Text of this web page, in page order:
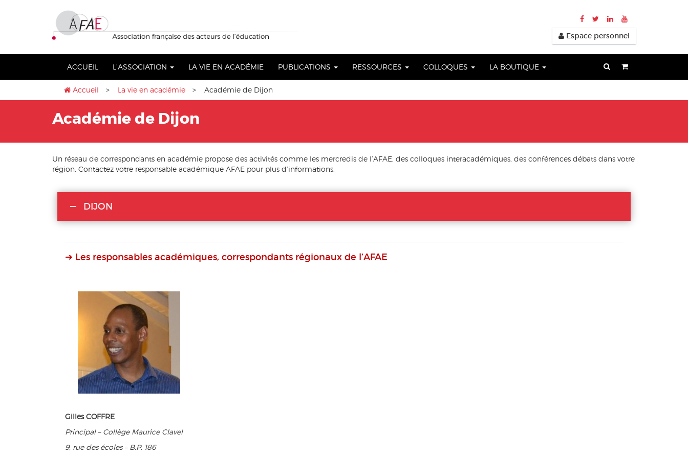
Espace personnel
ACCUEIL L’ASSOCIATION LA VIE EN ACADÉMIE PUBLICATIONS RESSOURCES COLLOQUES LA BOUTIQUE
Accueil > La vie en académie > Académie de Dijon
Académie de Dijon
Un réseau de correspondants en académie propose des activités comme les mercredis de l’AFAE, des colloques interacadémiques, des conférences débats dans votre
région. Contactez votre responsable académique AFAE pour plus d’informations.
DIJON
➜ Les responsables académiques, correspondants régionaux de l’AFAE
Gilles COFFRE
Principal – Collège Maurice Clavel
9, rue des écoles – B.P. 186